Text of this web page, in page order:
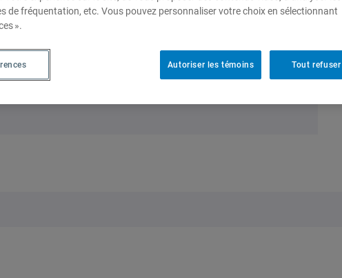
Dion a coorganisé un colloque intitulé«Le droit
l’intelligence artificielle»
Gérin-Lajoie de l’Institut d’études internationales de
maîtrise en droit a également collaboré à l’ouvrage de
mieux protéger les droits humains et s’engager
de fréquentation, etc. Vous pouvez personnaliser votre choix en sélectionnant
».
Tout refuser
Autoriser les témoins